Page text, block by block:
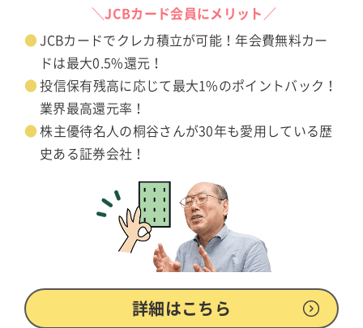
＼JCBカード会員にメリット／
JCBカードでクレカ積立が可能！年会費無料カー
ドは最大0.5%還元！
投信保有残高に応じて最大1%のポイントバック！
業界最高還元率！
株主優待名人の桐谷さんが30年も愛用している歴
史ある証券会社！
詳細はこちら